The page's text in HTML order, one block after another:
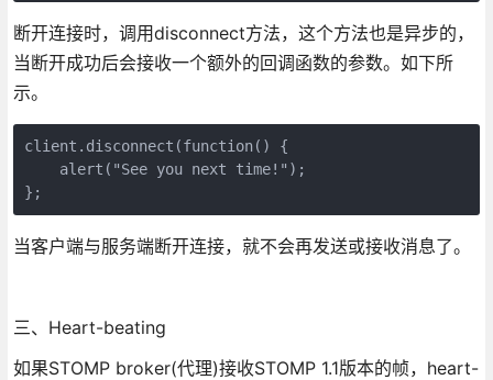
断开连接时，调用disconnect方法，这个方法也是异步的，
当断开成功后会接收一个额外的回调函数的参数。如下所
示。
client.disconnect(function() {
    alert("See you next time!");
};
当客户端与服务端断开连接，就不会再发送或接收消息了。
三、Heart-beating
如果STOMP broker(代理)接收STOMP 1.1版本的帧，heart-